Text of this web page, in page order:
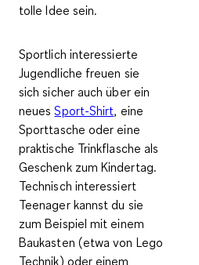
tolle Idee sein.
Sportlich interessierte
Jugendliche freuen sie
sich sicher auch über ein
neuesSport-Shirt, eine
Sporttasche oder eine
praktische Trinkflasche als
Geschenk zum Kindertag.
Technisch interessiert
Teenager kannst du sie
zum Beispiel mit einem
Baukasten (etwa von Lego
Technik) oder einem